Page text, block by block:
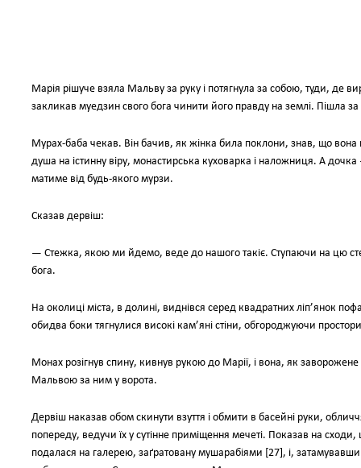
Марія рішуче взяла Мальву за руку і потягнула за собою, туди, де
закликав муедзин свого бога чинити його правду на землі. Пішла
Мурах-баба чекав. Він бачив, як жінка била поклони, знав, що
душа на істинну віру, монастирська куховарка і наложниця. А
матиме від будь-якого мурзи.
Сказав дервіш:
— Стежка, якою ми йдемо, веде до нашого такіє. Ступаючи на цю
бога.
На околиці міста, в долині, виднівся серед квадратних ліп’янок
обидва боки тягнулися високі кам’яні стіни, обгороджуючи
Монах розігнув спину, кивнув рукою до Марії, і вона, як
Мальвою за ним у ворота.
Дервіш наказав обом скинути взуття і обмити в басейні руки,
попереду, ведучи їх у сутінне приміщення мечеті. Показав на
подалася на галерею, заґратовану мушарабіями [27], і,